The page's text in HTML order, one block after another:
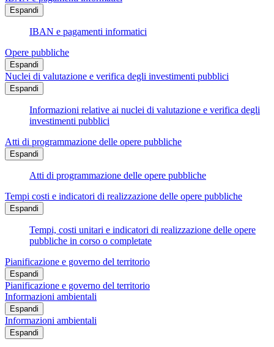
Espandi
IBAN e pagamenti informatici
Opere pubbliche
Espandi
Nuclei di valutazione e verifica degli investimenti pubblici
Espandi
Informazioni relative ai nuclei di valutazione e verifica degli
investimenti pubblici
Atti di programmazione delle opere pubbliche
Espandi
Atti di programmazione delle opere pubbliche
Tempi costi e indicatori di realizzazione delle opere pubbliche
Espandi
Tempi, costi unitari e indicatori di realizzazione delle opere
pubbliche in corso o completate
Pianificazione e governo del territorio
Espandi
Pianificazione e governo del territorio
Informazioni ambientali
Espandi
Informazioni ambientali
Espandi